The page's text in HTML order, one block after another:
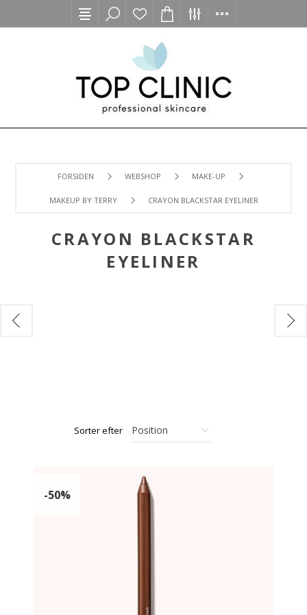
FORSIDEN WEBSHOP MAKE-UP
MAKEUP BY TERRY CRAYON BLACKSTAR EYELINER
CRAYON BLACKSTAR
EYELINER
Sorter efter
-50%